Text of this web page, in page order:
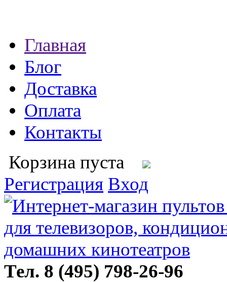
Главная
Блог
Доставка
Оплата
Контакты
Корзина пуста
Регистрация Вход
Тел. 8 (495) 798-26-96